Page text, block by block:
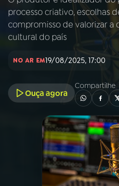
INÍCIO
02A RÁDIO
03PROGRAMAÇÃO
PROGRAMAS
PODCASTS
processo criativo, escolhas
compromisso de valorizar a
cultural do país
NO AR EM19/08/2025, 17:00
Ouça agora
Compartilhe